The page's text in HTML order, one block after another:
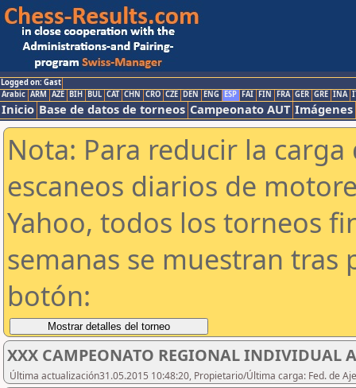
Logged on: Gast
Arabic ARM AZE BIH BUL CAT CHN CRO CZE DEN ENG ESP FAI FIN FRA GER GRE INA
Inicio Base de datos de torneos Campeonato AUT Imágenes
Nota: Para reducir la
escaneos diarios de
Yahoo, todos los torneos
semanas se muestran tras
botón:
XXX CAMPEONATO REGIONAL INDIVIDUAL
Última actualización31.05.2015 10:48:20, Propietario/Última carga: Fed. de